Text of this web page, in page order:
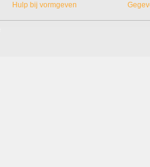
Hulp bij vormgeven